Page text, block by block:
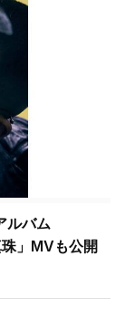
ルバム
」MVも公開